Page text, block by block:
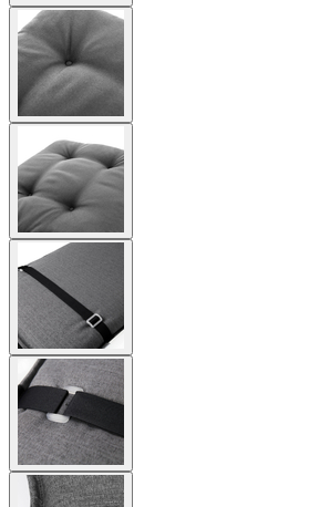
View
larger
image
larger
image
larger
image
View
larger
image
View
larger